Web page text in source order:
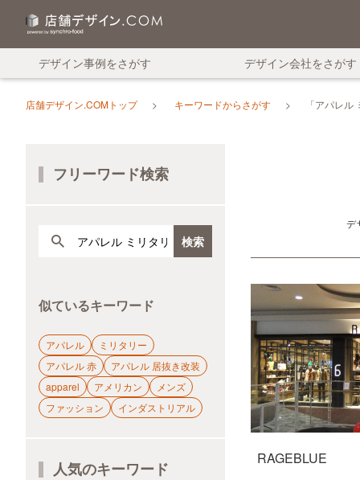
デザイン事例をさがす デザイン会社をさがす
店舗デザイン.COMトップ キーワードからさがす 「アパレ
フリーワード検索
似ているキーワード
アパレル
ミリタリー
アパレル 赤
アパレル 居抜き改装
apparel
アメリカン
メンズ
ファッション
インダストリアル
人気のキーワード
デ
RAGEBLUE